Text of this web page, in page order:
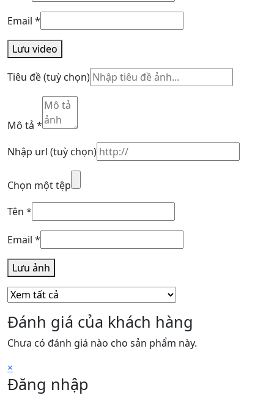
Email *
Lưu video
Tiêu đề(tuỳ chọn)
Mô tả *
Nhập url (tuỳ chọn)
Chọn một tệp
Tên *
Email *
Lưu ảnh
Đánh giá của khách hàng
Chưa có đánh giá nào cho sản phẩm này.
×
Đăng nhập